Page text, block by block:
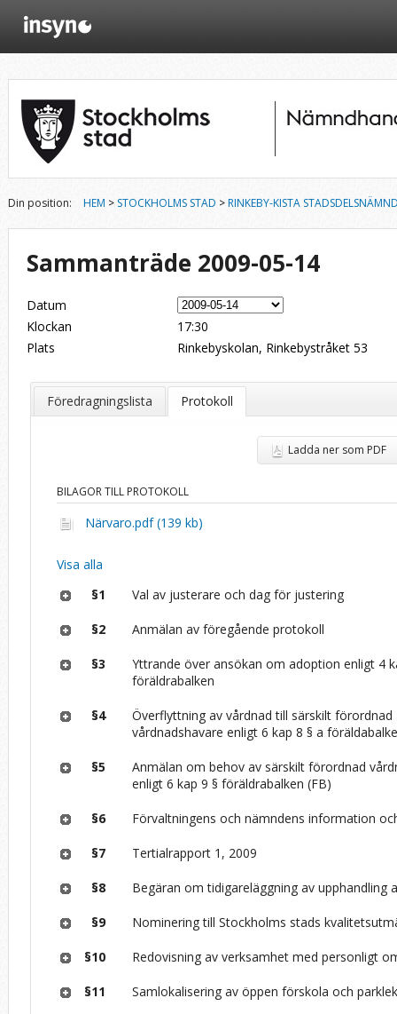
Din position: HEM > STOCKHOLMS STAD >RINKEBY-KISTA
Sammanträde 2009-05-14
Datum
Klockan
17:30
Plats
Rinkebyskolan, Rinkebystråket 53
Föredragningslista Protokoll
Ladda ner som PDF
BILAGOR TILL PROTOKOLL
Närvaro.pdf (139 kb)
Visa alla
§1
Val av justerare och dag för justering
§2 Anmälan av föregående protokoll
§3
Yttrande över ansökan om adoption enligt 4
föräldrabalken
§4
Överflyttning av vårdnad till särskilt förordnad
vårdnadshavare enligt 6 kap 8 § a
§5
Anmälan om behov av särskilt förordnad
enligt 6 kap 9 § föräldrabalken (FB)
§6 Förvaltningens och nämndens information
§7 Tertialrapport 1, 2009
§8 Begäran om tidigareläggning av upphandling
§9 Nominering till Stockholms stads
§10 Redovisning av verksamhet med personligt
§11 Samlokalisering av öppen förskola och